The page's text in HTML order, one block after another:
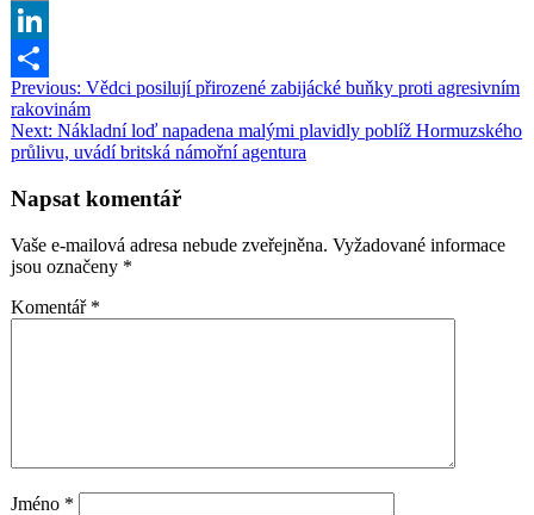
Translate
Copy
Link
LinkedIn
Share
Navigace
pro
příspěvek
Previous: Vědci posilují přirozené zabijácké buňky proti agresivním
rakovinám
Next: Nákladní loď napadena malými plavidly poblíž Hormuzského
průlivu, uvádí britská námořní agentura
Napsat komentář
Vaše e-mailová adresa nebude zveřejněna. Vyžadované informace
jsou označeny *
Komentář *
Jméno *